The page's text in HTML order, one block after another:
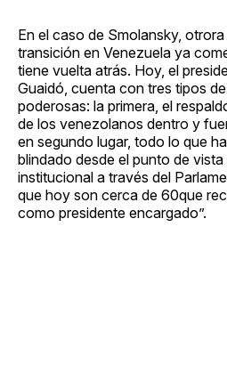
En el caso de Smolansky,
transición en Venezuela ya
tiene vuelta atrás. Hoy, el
Guaidó, cuenta con tres tipos
poderosas: la primera, el
de los venezolanos dentro y
en segundo lugar, todo lo que
blindado desde el punto de
institucional a través del
que hoy son cerca de 60que
como presidente encargado”.